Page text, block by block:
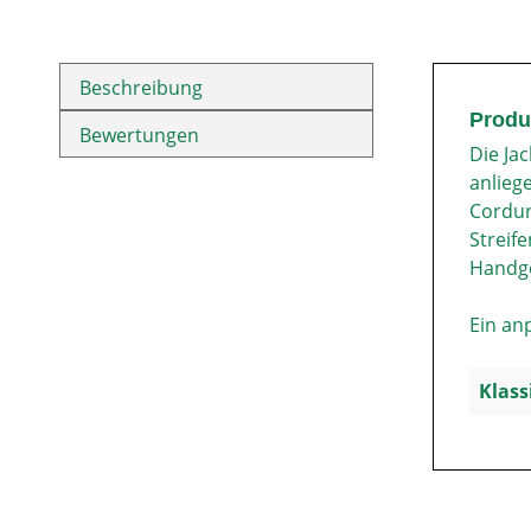
Beschreibung
Bewertungen
Die
Ein